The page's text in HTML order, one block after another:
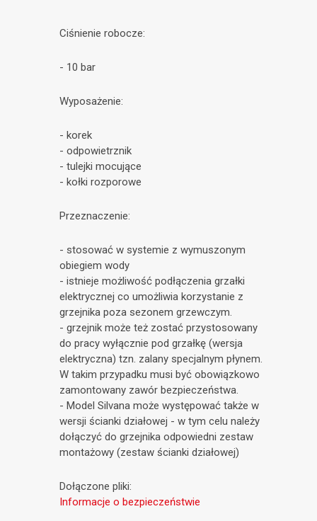
Ciśnienie robocze:
- 10 bar
Wyposażenie:
- korek
- odpowietrznik
- tulejki mocujące
- kołki rozporowe
Przeznaczenie:
- stosować w systemie z wymuszonym
obiegiem wody
- istnieje możliwość podłączenia grzałki
elektrycznej co umożliwia korzystanie z
grzejnika poza sezonem grzewczym.
- grzejnik może też zostać przystosowany
do pracy wyłącznie pod grzałkę (wersja
elektryczna) tzn. zalany specjalnym płynem.
W takim przypadku musi być obowiązkowo
zamontowany zawór bezpieczeństwa.
- Model Silvana może występować także w
wersji ścianki działowej - w tym celu należy
dołączyć do grzejnika odpowiedni zestaw
montażowy (zestaw ścianki działowej)
Dołączone pliki:
Informacje o bezpieczeństwie